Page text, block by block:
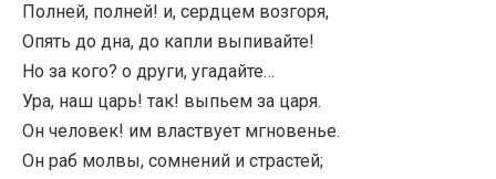
Полней, полней! и, сердцем возгоря,
Опять до дна, до капли выпивайте!
Но за кого? о други, угадайте…
Ура, наш царь! так! выпьем за царя.
Он человек! им властвует мгновенье.
Он раб молвы, сомнений и страстей;